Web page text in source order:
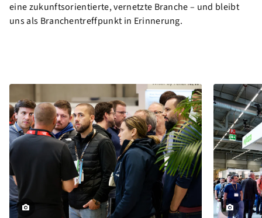
eine zukunftsorientierte, vernetzte Branche – und bleibt
uns als Branchentreffpunkt in Erinnerung.